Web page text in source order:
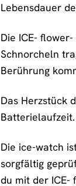
Lebensdauer
Die ICE-
Schnorcheln
Berührung
Das Herzstück
Die ice-watch
sorgfältig
du mit der ICE-